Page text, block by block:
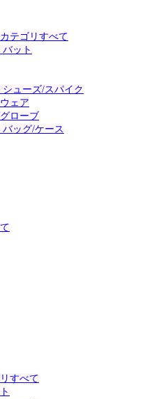
テゴリすべて
ット
ューズ/スパイク
ェア
ローブ
ッグ/ケース
すべて